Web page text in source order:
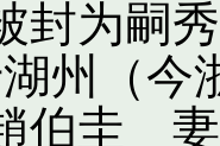
封为嗣
州（今
伯圭 妻